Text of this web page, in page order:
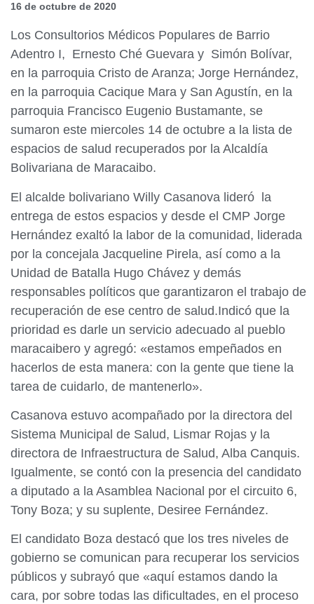
16 de octubre de 2020
Los Consultorios Médicos Populares de Barrio
Adentro I, Ernesto Ché Guevara y Simón Bolívar,
en la parroquia Cristo de Aranza; Jorge Hernández,
en la parroquia Cacique Mara y San Agustín, en la
parroquia Francisco Eugenio Bustamante, se
sumaron este miercoles 14 de octubre a la lista de
espacios de salud recuperados por la Alcaldía
Bolivariana de Maracaibo.
El alcalde bolivariano Willy Casanova lideró la
entrega de estos espacios y desde el CMP Jorge
Hernández exaltó la labor de la comunidad, liderada
por la concejala Jacqueline Pirela, así como a la
Unidad de Batalla Hugo Chávez y demás
responsables políticos que garantizaron el trabajo de
recuperación de ese centro de salud.Indicó que la
prioridad es darle un servicio adecuado al pueblo
maracaibero y agregó: «estamos empeñados en
hacerlos de esta manera: con la gente que tiene la
tarea de cuidarlo, de mantenerlo».
Casanova estuvo acompañado por la directora del
Sistema Municipal de Salud, Lismar Rojas y la
directora de Infraestructura de Salud, Alba Canquis.
Igualmente, se contó con la presencia del candidato
a diputado a la Asamblea Nacional por el circuito 6,
Tony Boza; y su suplente, Desiree Fernández.
El candidato Boza destacó que los tres niveles de
gobierno se comunican para recuperar los servicios
públicos y subrayó que «aquí estamos dando la
cara, por sobre todas las dificultades, en el proceso